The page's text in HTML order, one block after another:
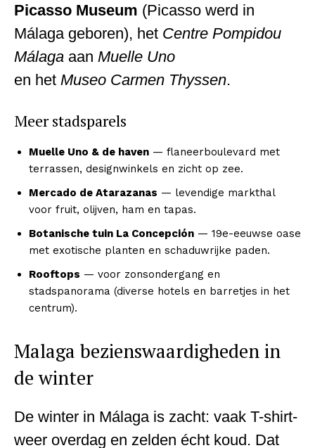
Picasso Museum (Picasso werd in
Málaga geboren), het Centre Pompidou
Málaga aan Muelle Uno
en het Museo Carmen Thyssen.
Meer stadsparels
Muelle Uno & de haven — flaneerboulevard met
terrassen, designwinkels en zicht op zee.
Mercado de Atarazanas — levendige markthal
voor fruit, olijven, ham en tapas.
Botanische tuin La Concepción — 19e-eeuwse oase
met exotische planten en schaduwrijke paden.
Rooftops — voor zonsondergang en
stadspanorama (diverse hotels en barretjes in het
centrum).
Malaga bezienswaardigheden in
de winter
De winter in Málaga is zacht: vaak T-shirt-
weer overdag en zelden écht koud. Dat